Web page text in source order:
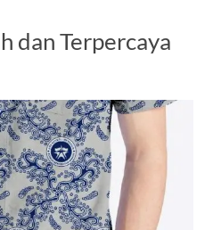
dan Terpercaya